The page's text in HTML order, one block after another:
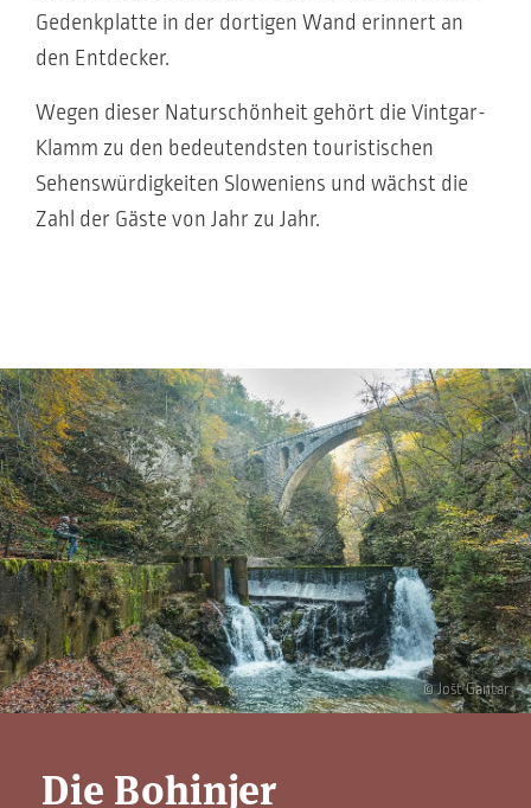
Gedenkplatte in der dortigen Wand erinnert an
den Entdecker.
Wegen dieser Naturschönheit gehört die Vintgar-
Klamm zu den bedeutendsten touristischen
Sehenswürdigkeiten Sloweniens und wächst die
Zahl der Gäste von Jahr zu Jahr.
© Jošt Gantar
Die Bohinjer